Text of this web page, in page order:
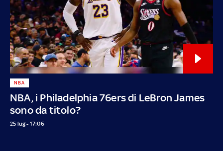
NBA, i Philadelphia 76ers di LeBron James
sono da titolo?
NBA
25 lug - 17:06